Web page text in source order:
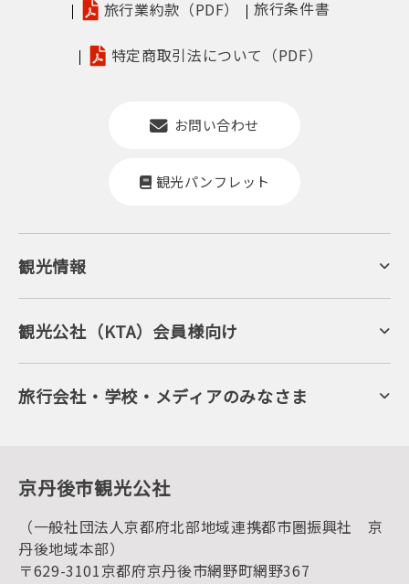
旅行業約款（PDF）
旅行条件書
特定商取引法について（PDF）
お問い合わせ
観光パンフレット
観光情報
京丹後について
ジオパークの絶景
キャンプ・グランピング
自然景観
旬の食
フルーツ
美術館・資料館
観光
海水浴
キャンプ
お宿探し
宿泊・日帰り予約（空室検索）
予約照会・予約キャンセル
宿泊施設一覧（お宿比較ページ）
観光公社（KTA）会員様向け
KTA会員コミュニティ
会員向けサービス
KTAニュースレター
会員加入・会員情報（会員規程）
旅行会社・学校・メディアのみなさま
プレスリリース
京丹後市観光公社
（一般社団法人京都府北部地域連携都市圏振興社 京
丹後地域本部）
〒629-3101京都府京丹後市網野町網野367